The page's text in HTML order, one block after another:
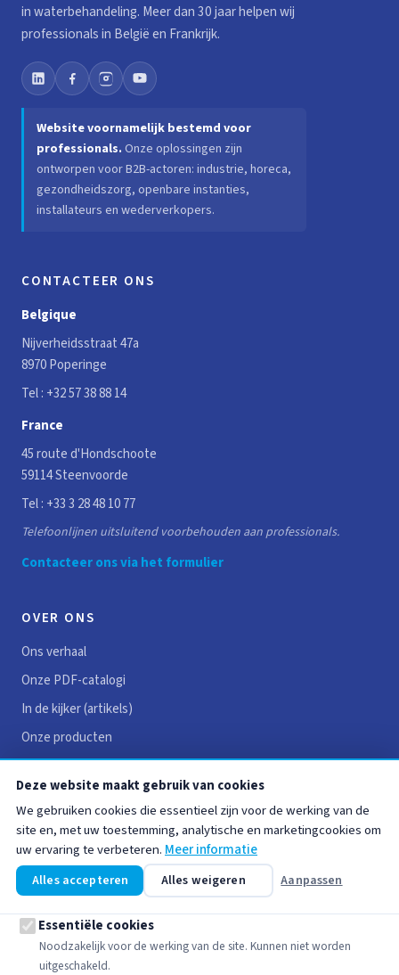
in waterbehandeling. Meer dan 30 jaar helpen wij
professionals in België en Frankrijk.
Website voornamelijk bestemd voor
professionals. Onze oplossingen zijn
ontworpen voor B2B-actoren: industrie, horeca,
gezondheidszorg, openbare instanties,
installateurs en wederverkopers.
CONTACTEER ONS
Belgique
Nijverheidsstraat 47a
8970 Poperinge
Tel : +32 57 38 88 14
France
45 route d'Hondschoote
59114 Steenvoorde
Tel : +33 3 28 48 10 77
Telefoonlijnen uitsluitend voorbehouden aan professionals.
Contacteer ons via het formulier
OVER ONS
Ons verhaal
Onze PDF-catalogi
In de kijker (artikels)
Onze producten
Reviews
Vacatures
Contact
HANDIGE LINKS
Juridische vermeldingen
Algemene voorwaarden
Privacybeleid
Deze website maakt gebruik van cookies
We gebruiken cookies die essentieel zijn voor de werking van de
site en, met uw toestemming, analytische en marketingcookies om
uw ervaring te verbeteren. Meer informatie
Alles accepteren Alles weigeren Aanpassen
Essentiële cookies
Noodzakelijk voor de werking van de site. Kunnen niet worden
uitgeschakeld.